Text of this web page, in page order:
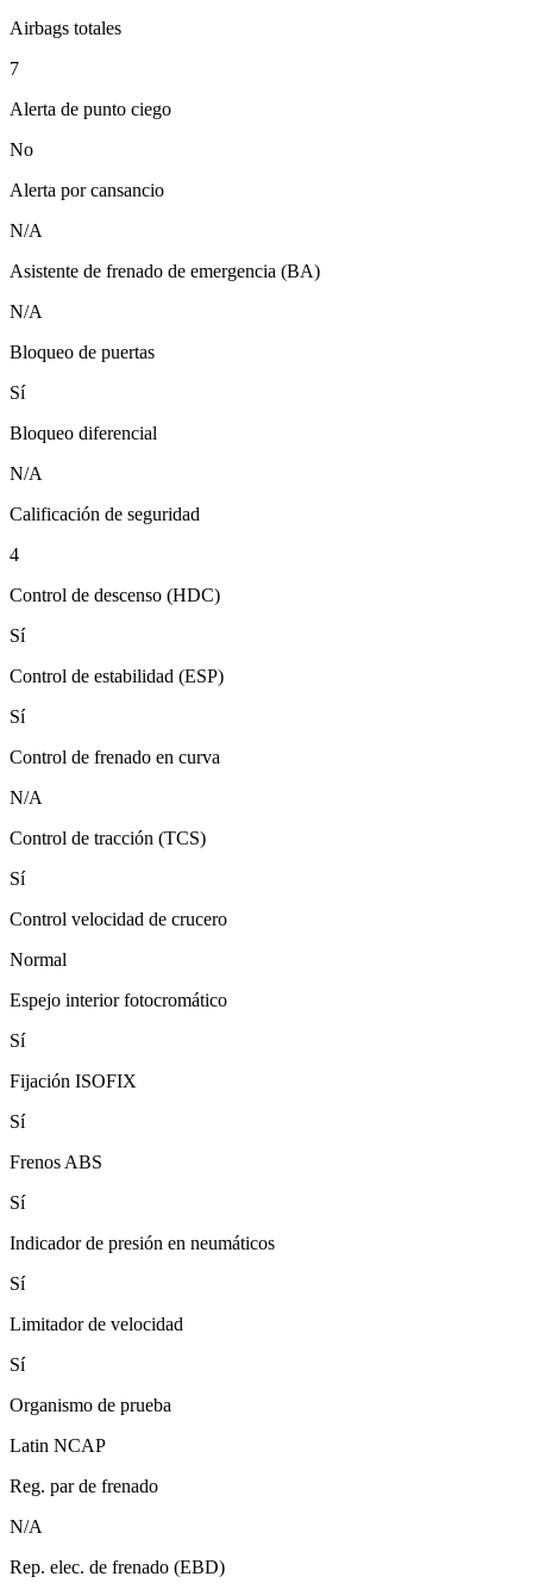
Airbags totales
7
Alerta de punto ciego
No
Alerta por cansancio
N/A
Asistente de frenado de emergencia (BA)
N/A
Bloqueo de puertas
Sí
Bloqueo diferencial
N/A
Calificación de seguridad
4
Control de descenso (HDC)
Sí
Control de estabilidad (ESP)
Sí
Control de frenado en curva
N/A
Control de tracción (TCS)
Sí
Control velocidad de crucero
Normal
Espejo interior fotocromático
Sí
Fijación ISOFIX
Sí
Frenos ABS
Sí
Indicador de presión en neumáticos
Sí
Limitador de velocidad
Sí
Organismo de prueba
Latin NCAP
Reg. par de frenado
N/A
Rep. elec. de frenado (EBD)